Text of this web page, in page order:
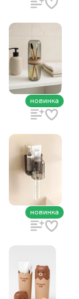
новинка
новинка